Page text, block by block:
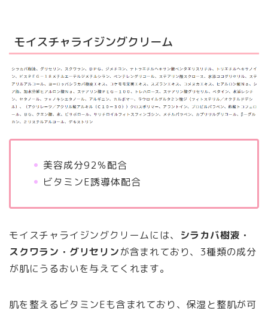
モイスチャライジングクリーム
美容成分92％配合
ビタミンE誘導体配合
モイスチャライジングクリームには、
シラカバ樹液・
スクワラン・グリセリンが含まれており、3種類の成分
が肌にうるおいを与えてくれます。
肌を整えるビタミンEも含まれており、保湿と整肌が可